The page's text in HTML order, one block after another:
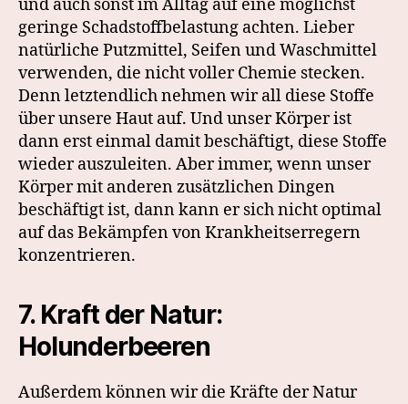
und auch sonst im Alltag auf eine möglichst
geringe Schadstoffbelastung achten. Lieber
natürliche Putzmittel, Seifen und Waschmittel
verwenden, die nicht voller Chemie stecken.
Denn letztendlich nehmen wir all diese Stoffe
über unsere Haut auf. Und unser Körper ist
dann erst einmal damit beschäftigt, diese Stoffe
wieder auszuleiten. Aber immer, wenn unser
Körper mit anderen zusätzlichen Dingen
beschäftigt ist, dann kann er sich nicht optimal
auf das Bekämpfen von Krankheitserregern
konzentrieren.
7. Kraft der Natur:
Holunderbeeren
Außerdem können wir die Kräfte der Natur